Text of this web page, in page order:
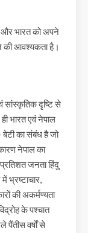
और भारत को अपने
की आवश्यकता है।
सांस्कृतिक दृष्टि से
भारत एवं नेपाल
बेटी का संबंध है जो
नेपाल का
जनता हिंदु
भ्रष्टाचार,
की अकर्मण्यता
के पश्चात
पैंतीस वर्षों से